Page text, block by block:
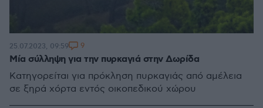
Μία σύλληψη για την πυρκαγιά στην Δωρίδα
Κατηγορείται για πρόκληση πυρκαγιάς από αμέλεια
σε ξηρά χόρτα εντός οικοπεδικού χώρου
25.07.2023, 09:59 9